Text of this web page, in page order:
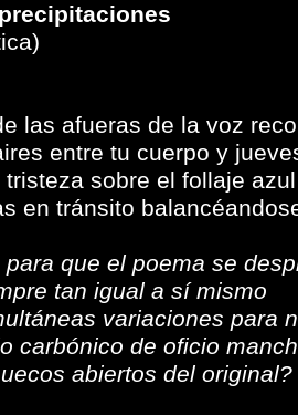
las afueras de la voz
entre tu cuerpo y
sobre el follaje
en tránsito
que el poema se
tan igual a sí mismo
variaciones para
carbónico de oficio
abiertos del original?